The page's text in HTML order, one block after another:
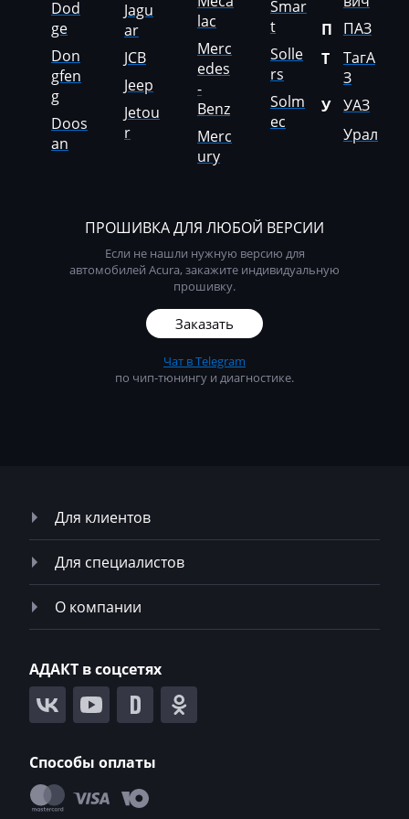
Ponsse
Porsche
Powerscreen
Prinoth
Pronar
Saic
Samsung
Sandvik
Scania
Schaeff
SEM
Dod
ge
Don
gfen
g
Doos
an
Jagu
ar
JCB
Jeep
Jetou
r
lac
Merc
edes
-
Benz
Merc
ury
Smar
t
Solle
rs
Solm
ec
П
ПАЗ
Т
ТагА
З
У
УАЗ
Урал
ПРОШИВКА ДЛЯ ЛЮБОЙ ВЕРСИИ
Если не нашли нужную версию для
автомобилей Acura, закажите индивидуальную
прошивку.
Заказать
Чат в Telegram
по чип-тюнингу и диагностике.
Для клиентов
Для специалистов
О компании
АДАКТ в соцсетях
Способы оплаты